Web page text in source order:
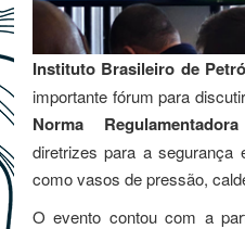
Instituto Brasileiro de
importante fórum para
Norma
diretrizes para a segurança
como vasos de pressão,
O evento contou com a